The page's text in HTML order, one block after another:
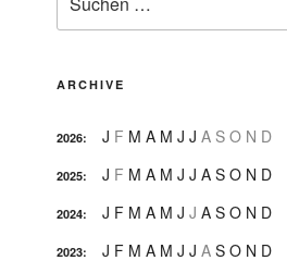
nach:
ARCHIVE
2026: J F M A M J J A S O N D
2025: J F M A M J J A S O N D
2024: J F M A M J J A S O N D
2023: J F M A M J J A S O N D